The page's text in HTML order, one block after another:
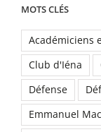
MOTS CLÉS
Académiciens
Club d'Iéna
Défense
Emmanuel